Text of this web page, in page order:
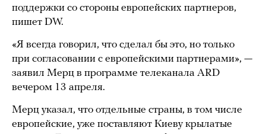
поддержки со стороны европейских партнеров,
пишет DW.
«Я всегда говорил, что сделал бы это, но только
при согласовании с европейскими партнерами», —
заявил Мерц в программе телеканала ARD
вечером 13 апреля.
Мерц указал, что отдельные страны, в том числе
европейские, уже поставляют Киеву крылатые